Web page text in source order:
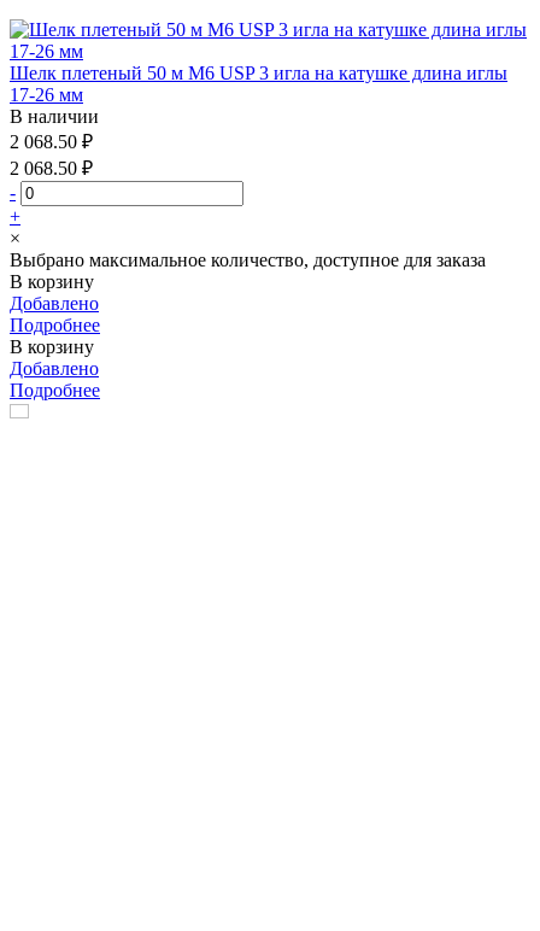
Шелк плетеный 50 м М6 USP 3 игла на катушке длина иглы
17-26 мм
В наличии
2 068.50 ₽
2 068.50 ₽
-
+
×
Выбрано максимальное количество, доступное для заказа
В корзину
Добавлено
Подробнее
В корзину
Добавлено
Подробнее